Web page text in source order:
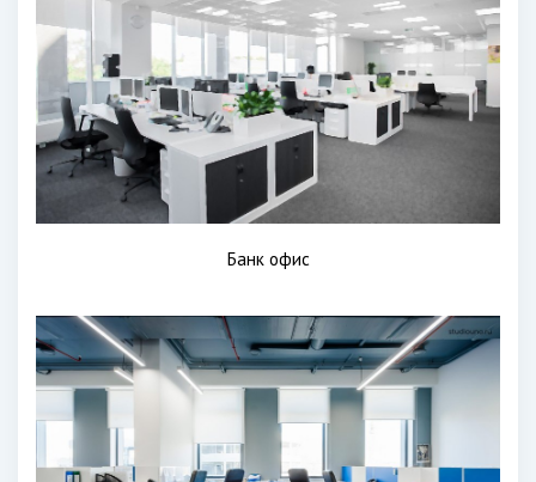
Банк офис